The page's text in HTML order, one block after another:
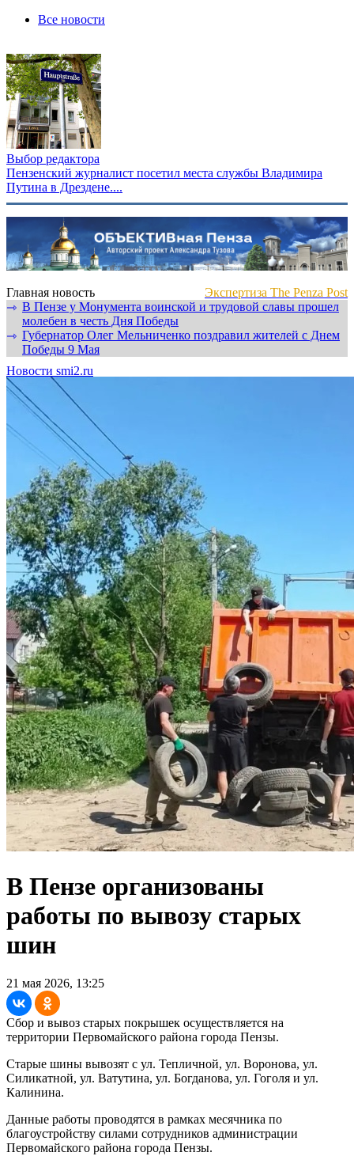
Все новости
Выбор редактора
Пензенский журналист посетил места службы Владимира
Путина в Дрездене....
Главная новость
Экспертиза The Penza Post
⇾ В Пензе у Монумента воинской и трудовой славы прошел
молебен в честь Дня Победы
⇾ Губернатор Олег Мельниченко поздравил жителей с Днем
Победы 9 Мая
Новости smi2.ru
В Пензе организованы
работы по вывозу старых
шин
21 мая 2026, 13:25
Сбор и вывоз старых покрышек осуществляется на
территории Первомайского района города Пензы.
Старые шины вывозят с ул. Тепличной, ул. Воронова, ул.
Силикатной, ул. Ватутина, ул. Богданова, ул. Гоголя и ул.
Калинина.
Данные работы проводятся в рамках месячника по
благоустройству силами сотрудников администрации
Первомайского района города Пензы.